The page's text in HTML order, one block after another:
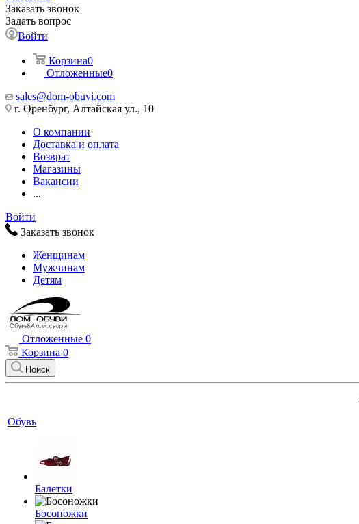
Заказать звонок
Задать вопрос
Войти
Корзина0
Отложенные0
sales@dom-obuvi.com
г. Оренбург, Алтайская ул., 10
О компании
Доставка и оплата
Возврат
Магазины
Вакансии
...
Войти
Заказать звонок
Женщинам
Мужчинам
Детям
Отложенные 0
Корзина 0
Поиск
Обувь
Балетки
Босоножки